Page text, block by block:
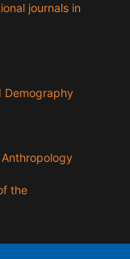
journals in
Demography
the